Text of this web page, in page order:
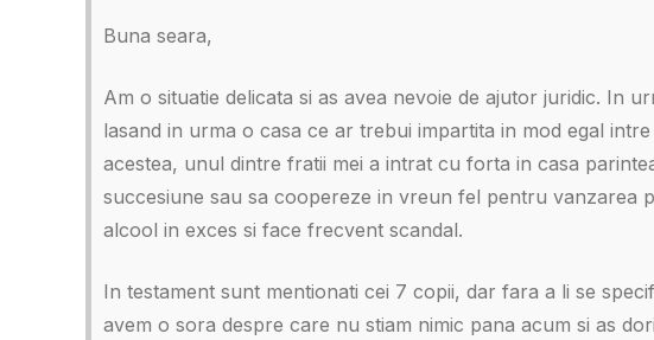
Buna seara,
Am o situatie delicata si as avea nevoie de ajutor juridic. In
lasand in urma o casa ce ar trebui impartita in mod egal
acestea, unul dintre fratii mei a intrat cu forta in casa
succesiune sau sa coopereze in vreun fel pentru vanzarea
alcool in exces si face frecvent scandal.
In testament sunt mentionati cei 7 copii, dar fara a li se
avem o sora despre care nu stiam nimic pana acum si as